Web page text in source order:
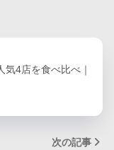
気4店を食べ比べ｜
次の記事